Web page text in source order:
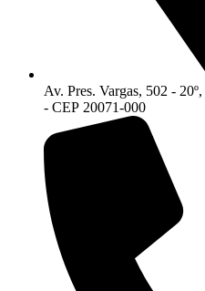
Av. Pres. Vargas, 502 -
- CEP 20071-000